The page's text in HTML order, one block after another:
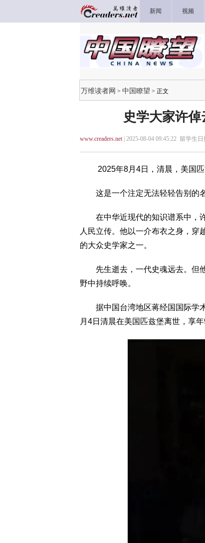
新闻 视频
万维读者网 > 中国瞭望 > 正文
史学大家许
www.creaders.net| 2025-08-04 09:45:22 留学生日
2025年8月4日，清晨，美国匹
这是一个注定无法轻轻告别的名
在中华近现代的知识谱系中，许
人民立传。他以一介布衣之身，穿
的大众史学家之一。
先生逝去，一代史魂远去。但他
野中持续呼唤。
据中国台湾地区蒋经国国际学术
月4日清晨在美国匹兹堡离世，享年